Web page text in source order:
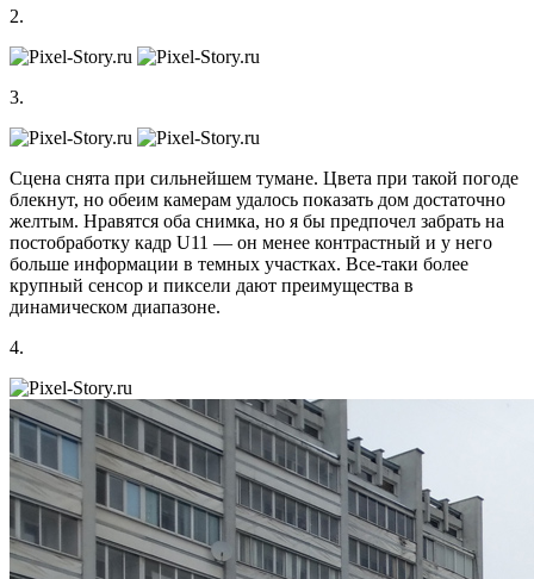
2.
3.
Сцена снята при сильнейшем тумане. Цвета при такой погоде
блекнут, но обеим камерам удалось показать дом достаточно
желтым. Нравятся оба снимка, но я бы предпочел забрать на
постобработку кадр U11 — он менее контрастный и у него
больше информации в темных участках. Все-таки более
крупный сенсор и пиксели дают преимущества в
динамическом диапазоне.
4.